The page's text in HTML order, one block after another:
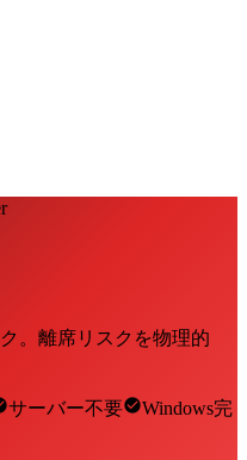
。離席リスクを物理的
サーバー不要
Windows完